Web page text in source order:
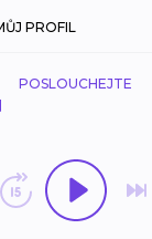
PROFIL
POSLOUCHEJTE